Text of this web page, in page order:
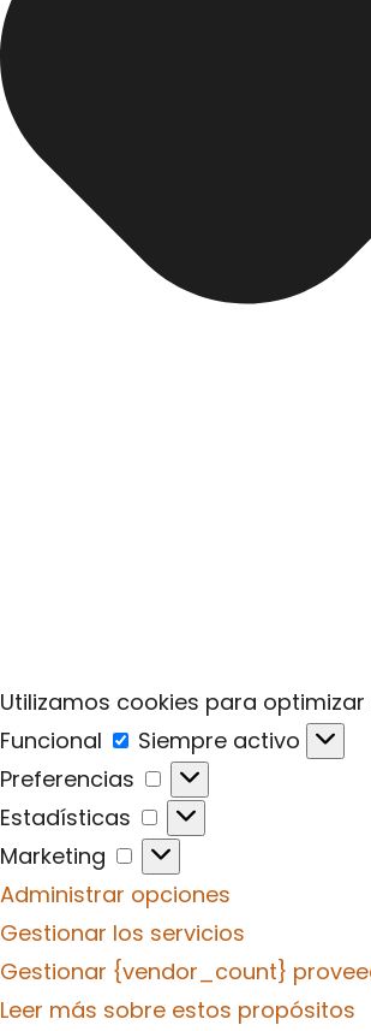
Utilizamos cookies para
Funcional
Funcional
Siempre activo
Preferencias
Preferencias
Estadísticas
Estadísticas
Marketing
Marketing
Administrar opciones
Gestionar los servicios
Gestionar {vendor_count}
Leer más sobre estos propósitos